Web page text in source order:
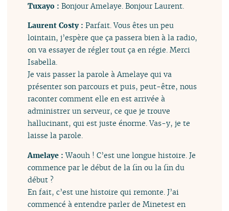
Tuxayo :Bonjour Amelaye. Bonjour Laurent.
Laurent Costy :Parfait. Vous êtes un peu
lointain, j’espère que ça passera bien à la radio,
on va essayer de régler tout ça en régie. Merci
Isabella.
Je vais passer la parole à Amelaye qui va
présenter son parcours et puis, peut-être, nous
raconter comment elle en est arrivée à
administrer un serveur, ce que je trouve
hallucinant, qui est juste énorme. Vas-y, je te
laisse la parole.
Amelaye :Waouh ! C’est une longue histoire. Je
commence par le début de la fin ou la fin du
début ?
En fait, c’est une histoire qui remonte. J’ai
commencé à entendre parler de Minetest en